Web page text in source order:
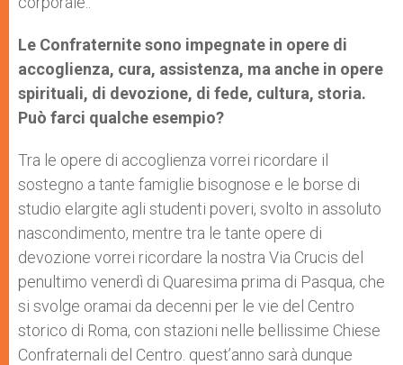
Le Confraternite sono impegnate in opere di
accoglienza, cura, assistenza, ma anche in opere
spirituali, di devozione, di fede, cultura, storia.
Può farci qualche esempio?
Tra le opere di accoglienza vorrei ricordare il
sostegno a tante famiglie bisognose e le borse di
studio elargite agli studenti poveri, svolto in assoluto
nascondimento, mentre tra le tante opere di
devozione vorrei ricordare la nostra Via Crucis del
penultimo venerdì di Quaresima prima di Pasqua, che
si svolge oramai da decenni per le vie del Centro
storico di Roma, con stazioni nelle bellissime Chiese
Confraternali del Centro. quest’anno sarà dunque